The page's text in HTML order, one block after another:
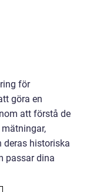
för
göra en
att förstå de
deras historiska
passar dina